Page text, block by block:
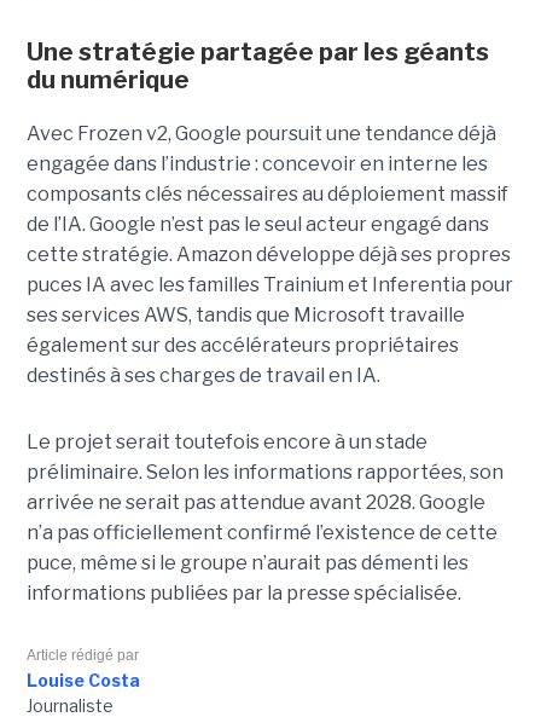
Une stratégie partagée par les géants
du numérique
Avec Frozen v2, Google poursuit une tendance déjà
engagée dans l’industrie : concevoir en interne les
composants clés nécessaires au déploiement massif
de l’IA. Google n’est pas le seul acteur engagé dans
cette stratégie. Amazon développe déjà ses propres
puces IA avec les familles Trainium et Inferentia pour
ses services AWS, tandis que Microsoft travaille
également sur des accélérateurs propriétaires
destinés à ses charges de travail en IA.
Le projet serait toutefois encore à un stade
préliminaire. Selon les informations rapportées, son
arrivée ne serait pas attendue avant 2028. Google
n’a pas officiellement confirmé l’existence de cette
puce, même si le groupe n’aurait pas démenti les
informations publiées par la presse spécialisée.
Article rédigé par
Louise Costa
Journaliste